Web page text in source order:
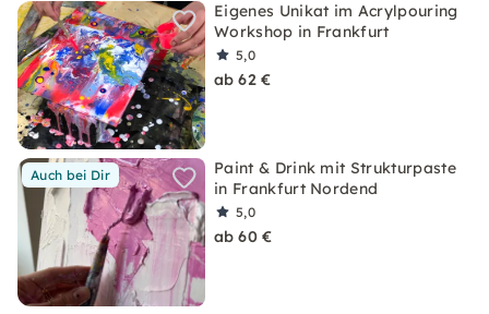
Eigenes Unikat im Acrylpouring
Workshop in Frankfurt
5,0
ab 62 €
Auch bei Dir
Paint & Drink mit Strukturpaste
in Frankfurt Nordend
5,0
ab 60 €